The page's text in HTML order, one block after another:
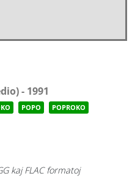
- 1991
POPO POPROKO
kaj FLAC formatoj